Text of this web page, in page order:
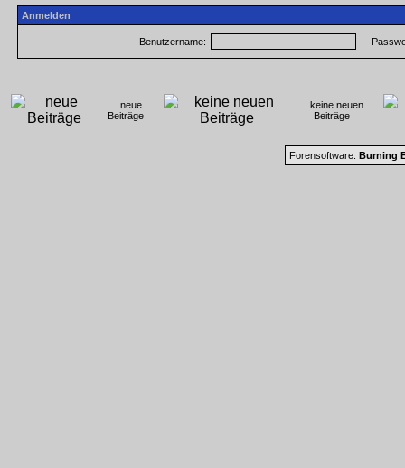
Anmelden
Benutzername:
neue
Beiträge
keine neuen
Beiträge
Forensoftware: Burning